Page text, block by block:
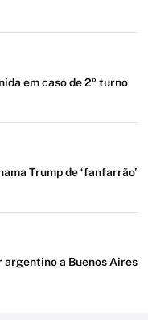
em caso de 2º turno
Trump de ‘fanfarrão’
argentino a Buenos Aires